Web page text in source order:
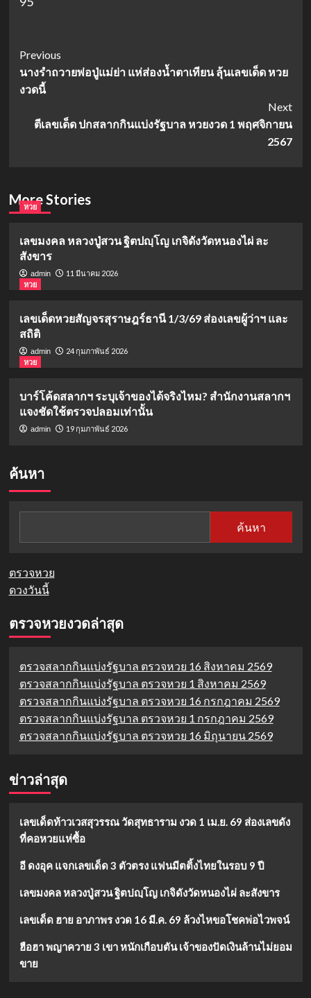
Post
Navigation
Previous
นางรำถวายพ่อปู่แม่ย่า แห่ส่องน้ำตาเทียน ลุ้นเลขเด็ด หวย
งวดนี้
Next
ตีเลขเด็ด ปกสลากกินแบ่งรัฐบาล หวยงวด 1 พฤศจิกายน
2567
More Stories
หวย
เลขมงคล หลวงปู่สวน ฐิตปญฺโญ เกจิดังวัดหนองไผ่ ละ
สังขาร
admin
11 มีนาคม 2026
หวย
เลขเด็ดหวยสัญจรสุราษฎร์ธานี 1/3/69 ส่องเลขผู้ว่าฯ และ
สถิติ
admin
24 กุมภาพันธ์ 2026
หวย
บาร์โค้ดสลากฯ ระบุเจ้าของได้จริงไหม? สำนักงานสลากฯ
แจงชัดใช้ตรวจปลอมเท่านั้น
admin 19 กุมภาพันธ์ 2026
ค้นหา
ค้นหา
ตรวจหวย
ดวงวันนี้
ตรวจหวยงวดล่าสุด
ตรวจสลากกินแบ่งรัฐบาล ตรวจหวย 16 สิงหาคม 2569
ตรวจสลากกินแบ่งรัฐบาล ตรวจหวย 1 สิงหาคม 2569
ตรวจสลากกินแบ่งรัฐบาล ตรวจหวย 16 กรกฎาคม 2569
ตรวจสลากกินแบ่งรัฐบาล ตรวจหวย 1 กรกฎาคม 2569
ตรวจสลากกินแบ่งรัฐบาล ตรวจหวย 16 มิถุนายน 2569
ข่าวล่าสุด
เลขเด็ดท้าวเวสสุวรรณ วัดสุทธาราม งวด 1 เม.ย. 69 ส่องเลขดัง
ที่คอหวยแห่ซื้อ
อี ดงอุค แจกเลขเด็ด 3 ตัวตรง แฟนมีตติ้งไทยในรอบ 9 ปี
เลขมงคล หลวงปู่สวน ฐิตปญฺโญ เกจิดังวัดหนองไผ่ ละสังขาร
เลขเด็ด ฮาย อาภาพร งวด 16 มี.ค. 69 ล้วงไหขอโชคพ่อไวพจน์
ฮือฮา พญาควาย 3 เขา หนักเกือบตัน เจ้าของปัดเงินล้านไม่ยอม
ขาย